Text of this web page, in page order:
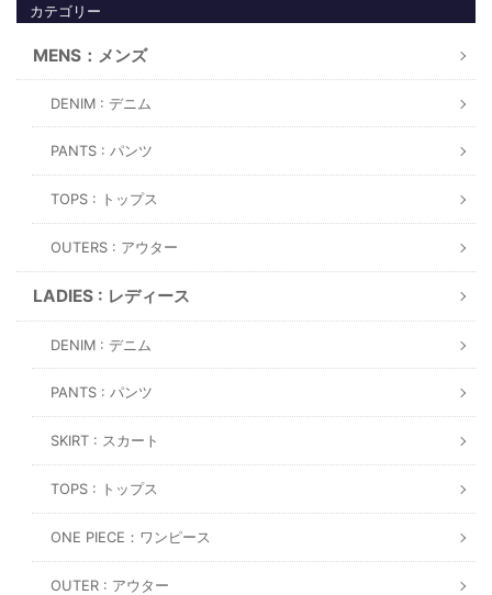
カテゴリー
MENS：メンズ
DENIM : デニム
PANTS : パンツ
TOPS : トップス
OUTERS : アウター
LADIES : レディース
DENIM : デニム
PANTS : パンツ
SKIRT : スカート
TOPS : トップス
ONE PIECE：ワンピース
OUTER : アウター